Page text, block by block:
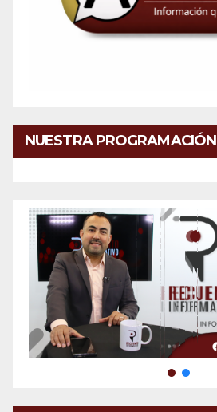
NUESTRA PROGRAMACIÓN